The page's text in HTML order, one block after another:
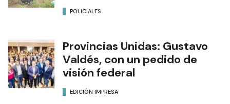
POLICIALES
Provincias Unidas: Gustavo
Valdés, con un pedido de
visión federal
EDICIÓN IMPRESA